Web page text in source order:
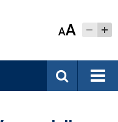
AA